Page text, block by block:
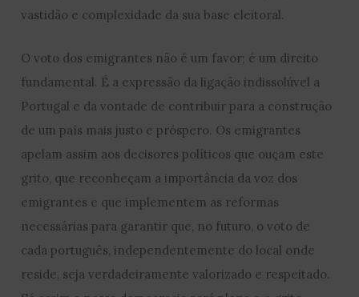
vastidão e complexidade da sua base eleitoral.
O voto dos emigrantes não é um favor; é um direito
fundamental. É a expressão da ligação indissolúvel a
Portugal e da vontade de contribuir para a construção
de um país mais justo e próspero. Os emigrantes
apelam assim aos decisores políticos que ouçam este
grito, que reconheçam a importância da voz dos
emigrantes e que implementem as reformas
necessárias para garantir que, no futuro, o voto de
cada português, independentemente do local onde
reside, seja verdadeiramente valorizado e respeitado.